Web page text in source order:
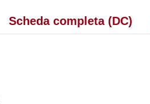
Scheda completa (DC)